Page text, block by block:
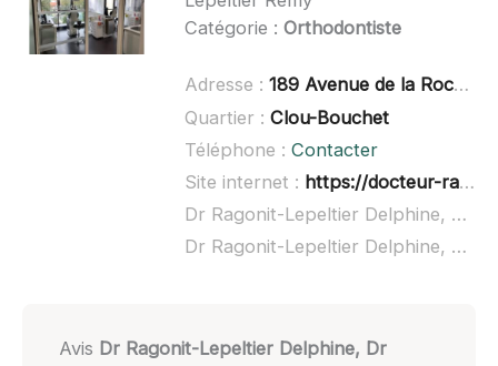
Catégorie : Orthodontiste
Adresse : 189 Avenue de la Rochelle, 79000 Niort
Quartier : Clou-Bouchet
Téléphone : Contacter
Site internet : https://docteur-ragonit-lepeltier-delphine.chirurgiens-dentistes.fr/
Dr Ragonit-Lepeltier Delphine, Dr Lepeltier Rémy à domicile :
Dr Ragonit-Lepeltier Delphine, Dr Lepeltier Rémy ouvert dimanche :
Avis Dr Ragonit-Lepeltier Delphine, Dr